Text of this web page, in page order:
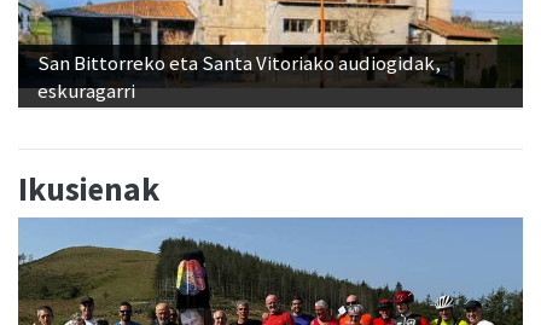
San Bittorreko eta Santa Vitoriako audiogidak,
eskuragarri
Ikusienak